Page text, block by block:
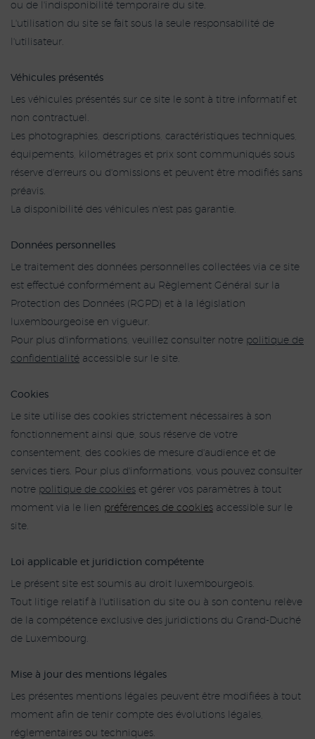
ou de l'indisponibilité temporaire du site.
L'utilisation du site se fait sous la seule responsabilité de
l'utilisateur.
Véhicules présentés
Les véhicules présentés sur ce site le sont à titre informatif et
non contractuel.
Les photographies, descriptions, caractéristiques techniques,
équipements, kilométrages et prix sont communiqués sous
réserve d'erreurs ou d'omissions et peuvent être modifiés sans
préavis.
La disponibilité des véhicules n'est pas garantie.
Données personnelles
Le traitement des données personnelles collectées via ce site
est effectué conformément au Règlement Général sur la
Protection des Données (RGPD) et à la législation
luxembourgeoise en vigueur.
Pour plus d'informations, veuillez consulter notre politique de
confidentialité accessible sur le site.
Cookies
Le site utilise des cookies strictement nécessaires à son
fonctionnement ainsi que, sous réserve de votre
consentement, des cookies de mesure d'audience et de
services tiers. Pour plus d'informations, vous pouvez consulter
notre politique de cookies et gérer vos paramètres à tout
moment via le lien préférences de cookies accessible sur le
site.
Loi applicable et juridiction compétente
Le présent site est soumis au droit luxembourgeois.
Tout litige relatif à l'utilisation du site ou à son contenu relève
de la compétence exclusive des juridictions du Grand-Duché
de Luxembourg.
Mise à jour des mentions légales
Les présentes mentions légales peuvent être modifiées à tout
moment afin de tenir compte des évolutions légales,
réglementaires ou techniques.